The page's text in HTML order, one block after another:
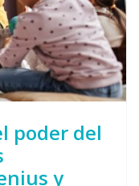
poder del
y